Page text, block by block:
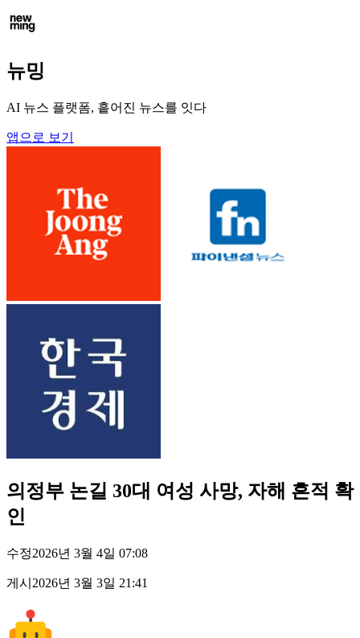
뉴밍
AI 뉴스 플랫폼, 흩어진 뉴스를 잇다
앱으로 보기
의정부 논길 30대 여성 사망, 자해 흔적 확
인
수정2026년 3월 4일 07:08
게시 2026년 3월 3일 21:41